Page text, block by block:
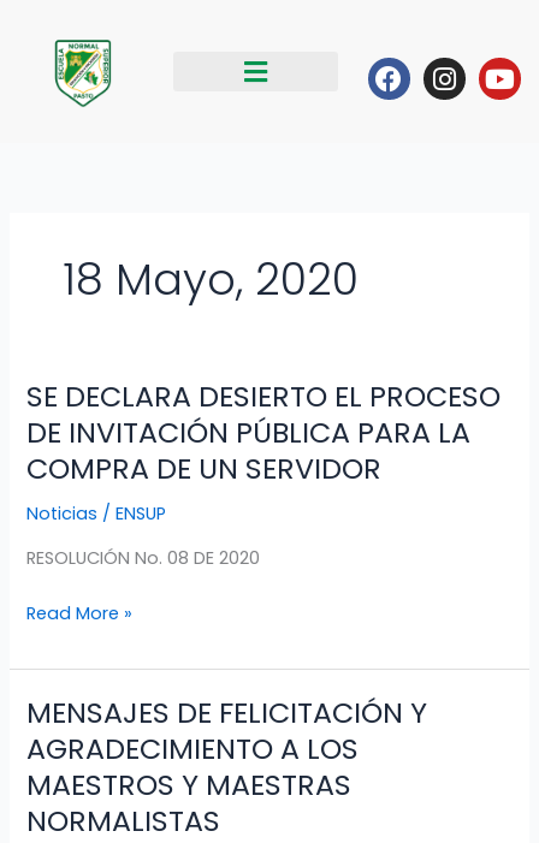
contenido
Facebook
18 Mayo, 2020
SE DECLARA DESIERTO EL PROCESO
DE INVITACIÓN PÚBLICA PARA LA
COMPRA DE UN SERVIDOR
Noticias /ENSUP
RESOLUCIÓN No. 08 DE 2020
SE
DECLARA
DESIERTO
EL
PROCESO
INVITACIÓN
PARA
DE
UN
SERVIDOR
Read More »
MENSAJES DE FELICITACIÓN Y
AGRADECIMIENTO A LOS
MAESTROS Y MAESTRAS
NORMALISTAS
MENSAJES
DE
FELICITACIÓN
Y
AGRADECIMIENTO